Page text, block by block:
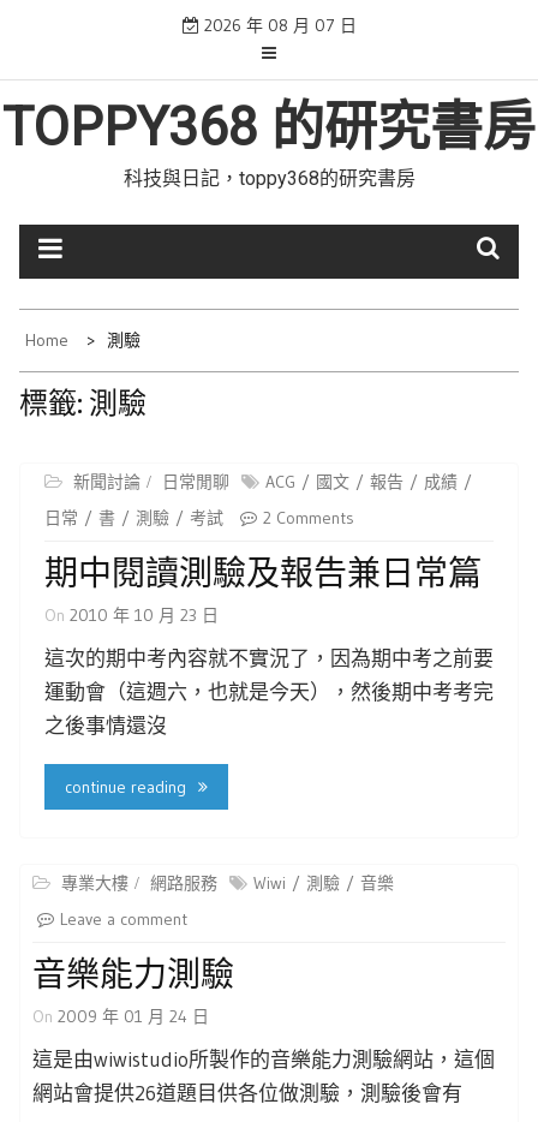
2026 年 08 月 07 日
TOPPY368 的研究書房
科技與日記，toppy368的研究書房
Home 測驗
標籤: 測驗
新聞討論 日常閒聊 ACG 國文 報告
成績
日常
書 測驗 考試 2 Comments
期中閱讀測驗及報告兼日常篇
On 2010 年 10 月 23 日
這次的期中考內容就不實況了，因為期中考之前要
運動會（這週六，也就是今天），然後期中考考完
之後事情還沒
continue reading
專業大樓 網路服務 Wiwi 測驗
音樂
Leave a comment
音樂能力測驗
On 2009 年 01 月 24 日
這是由wiwistudio所製作的音樂能力測驗網站，這個
網站會提供26道題目供各位做測驗，測驗後會有